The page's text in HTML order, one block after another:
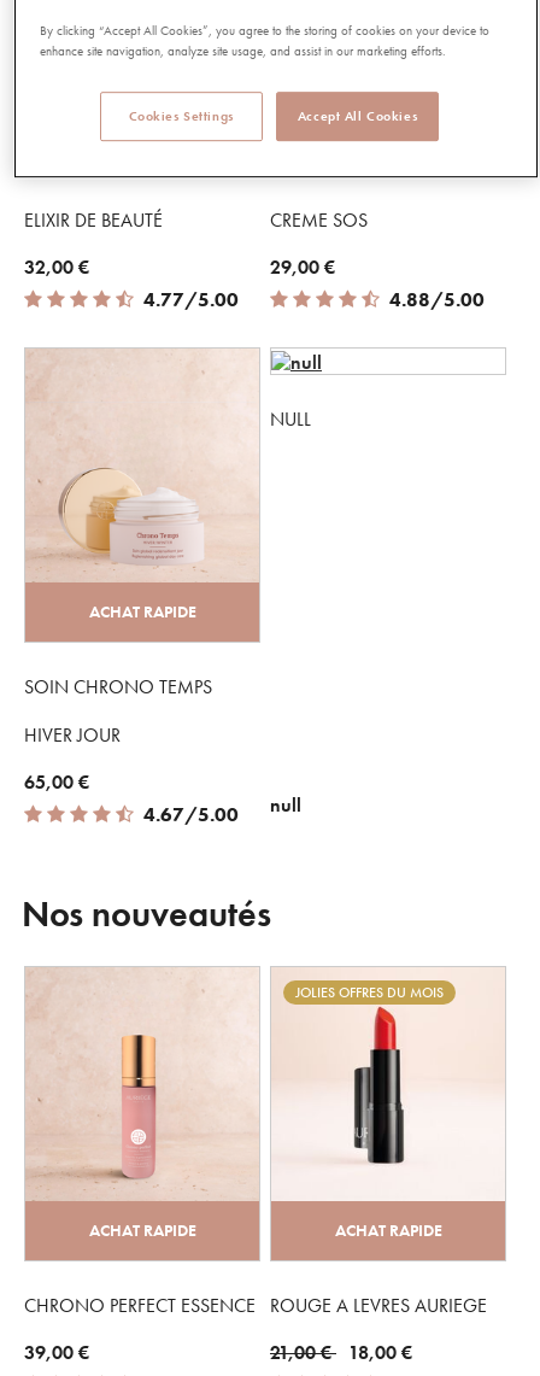
ACHAT RAPIDE
ELIXIR DE BEAUTÉ
32,00 €
4.77 out of 5 Customer Rating
4.77/5.00
ACHAT RAPIDE
CREME SOS
29,00 €
4.88 out of 5 Customer Rating
4.88/5.00
ACHAT RAPIDE
SOIN CHRONO TEMPS
HIVER JOUR
65,00 €
4.67 out of 5 Customer Rating
4.67/5.00
NULL
null
Nos nouveautés
ACHAT RAPIDE
CHRONO PERFECT ESSENCE
39,00 €
JOLIES OFFRES DU MOIS
ACHAT RAPIDE
ROUGE A LEVRES AURIEGE
Price reduced from
21,00 €to 18,00 €
By clicking “Accept All Cookies”, you agree to the storing of cookies on your device to
enhance site navigation, analyze site usage, and assist in our marketing efforts.
Accept All Cookies
Cookies Settings